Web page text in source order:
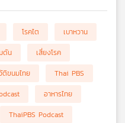
โรคไต
เบาหวาน
ดัน
เสี่ยงโรค
ติขนมไทย
Thai PBS
อาหารไทย
ThaiPBS Podcast